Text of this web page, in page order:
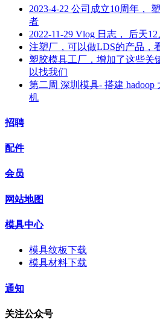
2023-4-22 公司成立10周年，
者
2022-11-29 Vlog 日志， 后天
注塑厂，可以做LDS的产品，
塑胶模具工厂，增加了这些关
以找我们
第二周 深圳模具- 搭建 hadoop
机
招聘
配件
会员
网站地图
模具中心
模具纹板下载
模具材料下载
通知
关注公众号